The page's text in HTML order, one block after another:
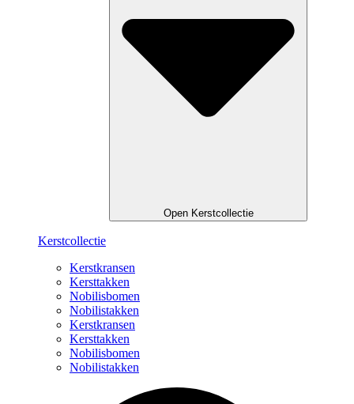
Open Kerstcollectie
Kerstcollectie
Kerstkransen
Kersttakken
Nobilisbomen
Nobilistakken
Kerstkransen
Kersttakken
Nobilisbomen
Nobilistakken